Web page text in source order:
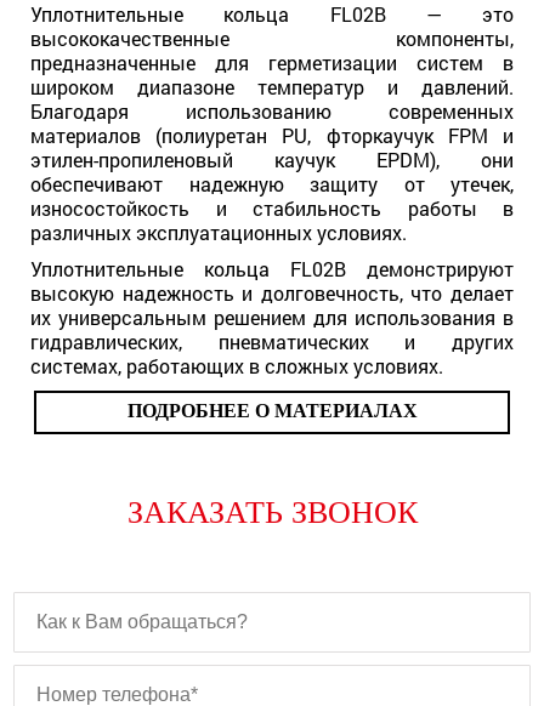
Уплотнительные кольца FL02B — это
высококачественные компоненты,
предназначенные для герметизации систем в
широком диапазоне температур и давлений.
Благодаря использованию современных
материалов (полиуретан PU, фторкаучук FPM и
этилен-пропиленовый каучук EPDM), они
обеспечивают надежную защиту от утечек,
износостойкость и стабильность работы в
различных эксплуатационных условиях.
Уплотнительные кольца FL02B демонстрируют
высокую надежность и долговечность, что делает
их универсальным решением для использования в
гидравлических, пневматических и других
системах, работающих в сложных условиях.
ПОДРОБНЕЕ О МАТЕРИАЛАХ
ЗАКАЗАТЬ ЗВОНОК